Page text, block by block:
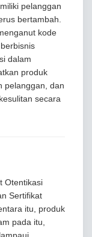
pelanggan
bertambah.
kode
dalam
produk
pelanggan, dan
secara
Otentikasi
Sertifikat
itu, produk
pada itu,